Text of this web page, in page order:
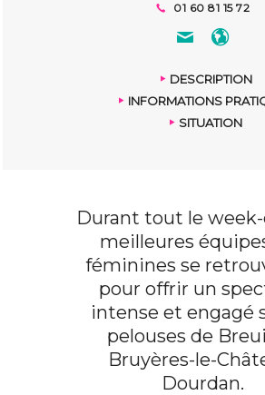
01 60 81 15 72
DESCRIPTION
INFORMATIONS
SITUATION
Durant tout le week-
meilleures
féminines se
pour offrir un
intense et engagé
pelouses de
Bruyères-le-
Dourdan.